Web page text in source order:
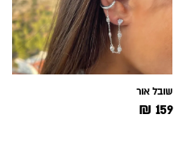
שובל אור
159
₪